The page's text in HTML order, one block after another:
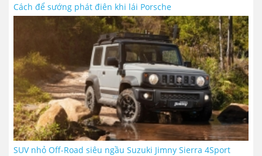
Cách để sướng phát điên khi lái Porsche
SUV nhỏ Off-Road siêu ngầu Suzuki Jimny Sierra 4Sport